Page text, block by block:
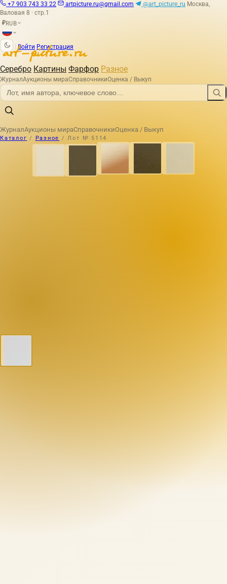
+7 903 743 33 22 artpicture.ru@gmail.com @art_picture_ru Москва,
Валовая 8 · стр.1
₽RUB
Войти Регистрация
Серебро Картины Фарфор Разное
ЖурналАукционы мираСправочникиОценка / Выкуп
ЖурналАукционы мираСправочникиОценка / Выкуп
Каталог / Разное / Лот № 5114